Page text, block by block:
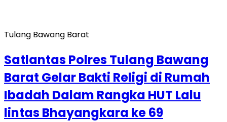
Tulang Bawang Barat
Satlantas Polres Tulang Bawang
Barat Gelar Bakti Religi di Rumah
Ibadah Dalam Rangka HUT Lalu
lintas Bhayangkara ke 69